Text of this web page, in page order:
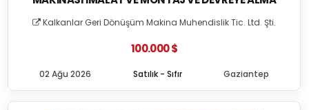
Kalkanlar Geri Dönüşüm Makina Muhendislik Tic. Ltd. Şti.
100.000 $
Satılık - Sıfır
02 Ağu 2026 Gaziantep